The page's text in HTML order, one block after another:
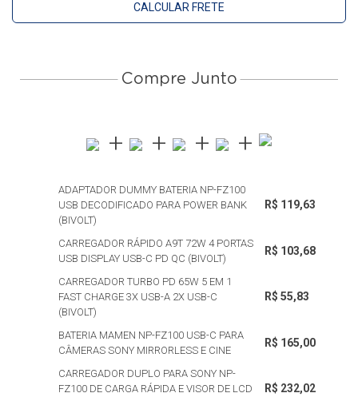
CALCULAR FRETE
Compre Junto
ADAPTADOR DUMMY BATERIA NP-FZ100
USB DECODIFICADO PARA POWER BANK
(BIVOLT)
R$ 119,63
CARREGADOR RÁPIDO A9T 72W 4 PORTAS
USB DISPLAY USB-C PD QC (BIVOLT)
R$ 103,68
CARREGADOR TURBO PD 65W 5 EM 1
FAST CHARGE 3X USB-A 2X USB-C
(BIVOLT)
R$ 55,83
BATERIA MAMEN NP-FZ100 USB-C PARA
CÂMERAS SONY MIRRORLESS E CINE
R$ 165,00
CARREGADOR DUPLO PARA SONY NP-
FZ100 DE CARGA RÁPIDA E VISOR DE LCD
R$ 232,02